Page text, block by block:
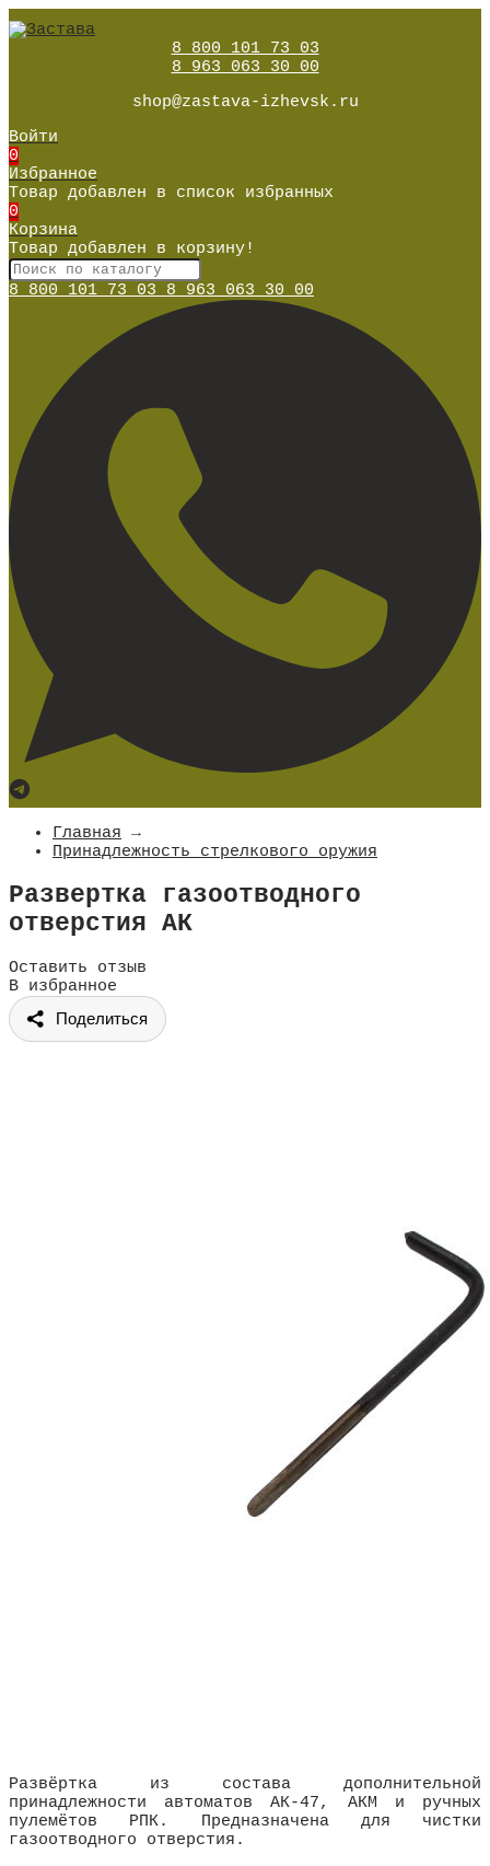
8 800 101 73 03
8 963 063 30 00
shop@zastava-izhevsk.ru
Войти
0
Избранное
Товар добавлен в список избранных
0
Корзина
Товар добавлен в корзину!
8 800 101 73 03 8 963 063 30 00
Главная →
Принадлежность стрелкового оружия
Развертка газоотводного
отверстия АК
Оставить отзыв
В избранное
Поделиться
Развёртка из состава дополнительной
принадлежности автоматов АК-47, АКМ и ручных
пулемётов РПК. Предназначена для чистки
газоотводного отверстия.